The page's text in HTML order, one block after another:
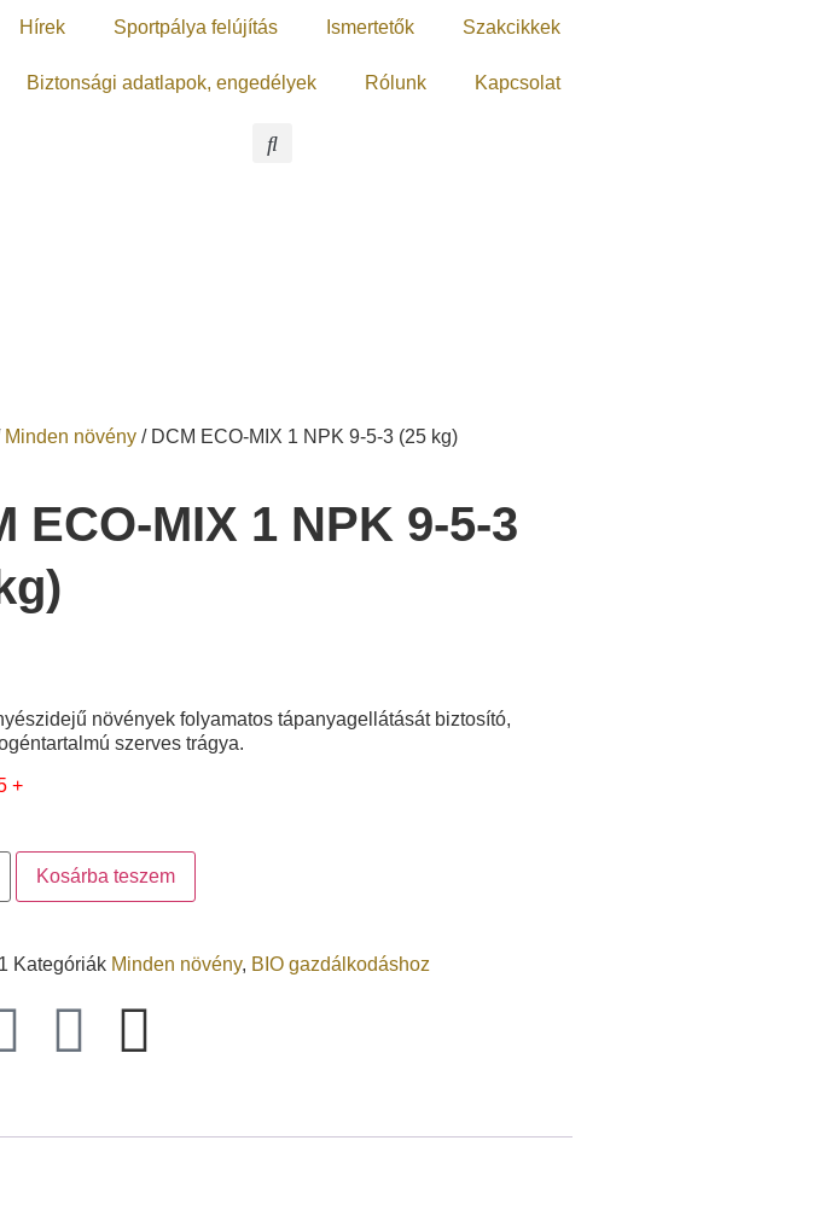
Hírek Sportpálya felújítás Ismertetők Szakcikkek
Biztonsági adatlapok, engedélyek Rólunk Kapcsolat
Minden növény / DCM ECO-MIX 1 NPK 9-5-3 (25 kg)
ECO-MIX 1 NPK 9-5-3
növények folyamatos tápanyagellátását biztosító,
szerves trágya.
+
Kosárba teszem
Kategóriák Minden növény, BIO gazdálkodáshoz